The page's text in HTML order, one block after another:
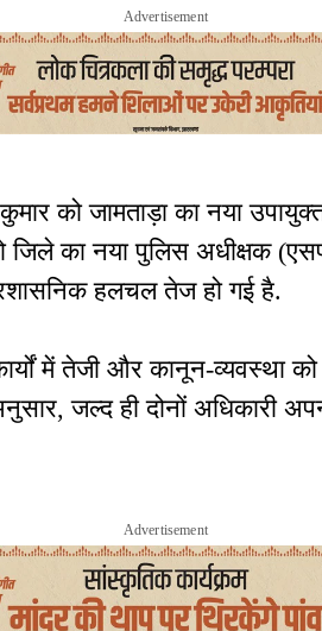
Advertisement
को जामताड़ा का नया उपायुक्त
का नया पुलिस अधीक्षक
हलचल तेज हो गई है.
में तेजी और कानून-व्यवस्था
जल्द ही दोनों अधिकारी
Advertisement